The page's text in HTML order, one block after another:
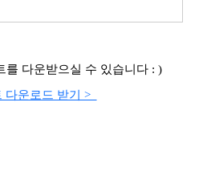
를 다운받으실 수 있습니다 : )
다운로드 받기 >